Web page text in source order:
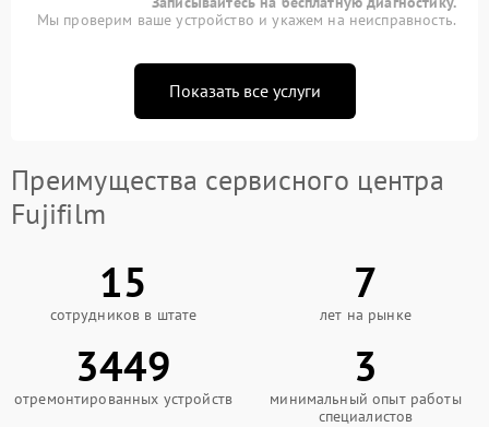
Мы проверим ваше устройство и укажем на неисправность.
Показать все услуги
Преимущества сервисного центра
Fujifilm
15
сотрудников в штате
7
лет на рынке
3449
отремонтированных устройств
3
минимальный опыт работы
специалистов